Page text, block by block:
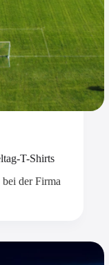
T-Shirts
der Firma